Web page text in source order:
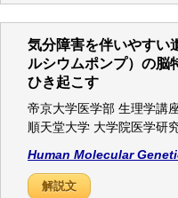
気分障害を伴いやすい
ルシウムポンプ）の脳
ひき起こす
帝京大学医学部 生理学講
順天堂大学 大学院医学研
Human Molecular
解説文